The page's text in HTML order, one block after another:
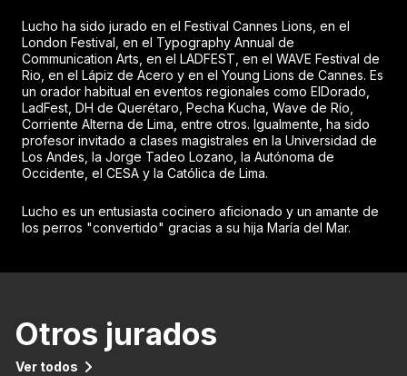
Lucho ha sido jurado en el Festival Cannes Lions, en el
London Festival, en el Typography Annual de
Communication Arts, en el LADFEST, en el WAVE Festival de
Rio, en el Lápiz de Acero y en el Young Lions de Cannes. Es
un orador habitual en eventos regionales como ElDorado,
LadFest, DH de Querétaro, Pecha Kucha, Wave de Río,
Corriente Alterna de Lima, entre otros. Igualmente, ha sido
profesor invitado a clases magistrales en la Universidad de
Los Andes, la Jorge Tadeo Lozano, la Autónoma de
Occidente, el CESA y la Católica de Lima.
Lucho es un entusiasta cocinero aficionado y un amante de
los perros "convertido" gracias a su hija María del Mar.
Otros jurados
Ver todos